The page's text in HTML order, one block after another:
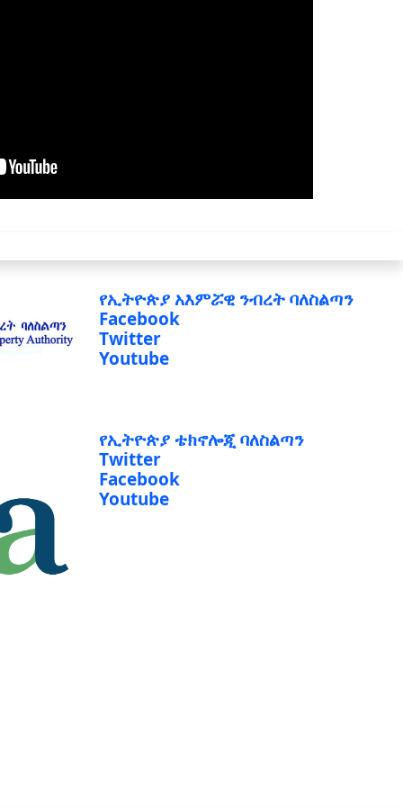
የኢትዮጵያ አእምሯዊ ንብረት ባለስልጣን
Facebook
Twitter
Youtube
የኢትዮጵያ ቴክኖሎጂ ባለስልጣን
Twitter
Facebook
Youtube